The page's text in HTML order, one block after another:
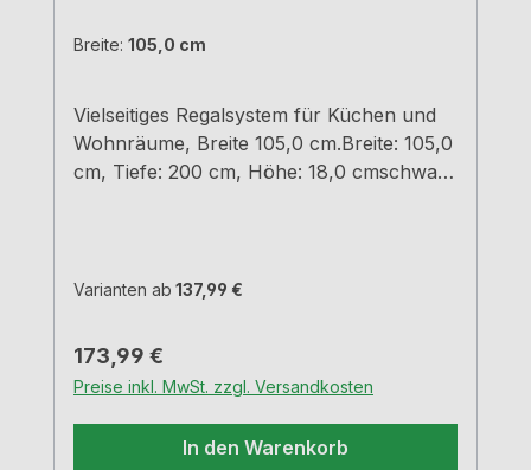
Breite: 105,0 cm
Vielseitiges Regalsystem für Küchen und
Wohnräume, Breite 105,0 cm.Breite: 105,0
cm, Tiefe: 200 cm, Höhe: 18,0 cmschwarz
10,5 kg
Varianten ab 137,99 €
Regulärer Preis:
173,99 €
Preise inkl. MwSt. zzgl. Versandkosten
In den Warenkorb